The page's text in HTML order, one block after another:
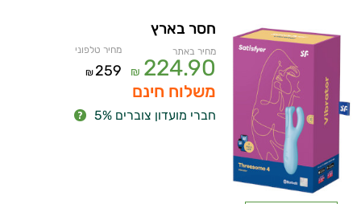
חסר בארץ
מחיר באתר
224.90
₪
מחיר טלפוני
259
₪
משלוח חינם
חברי מועדון צוברים 5%